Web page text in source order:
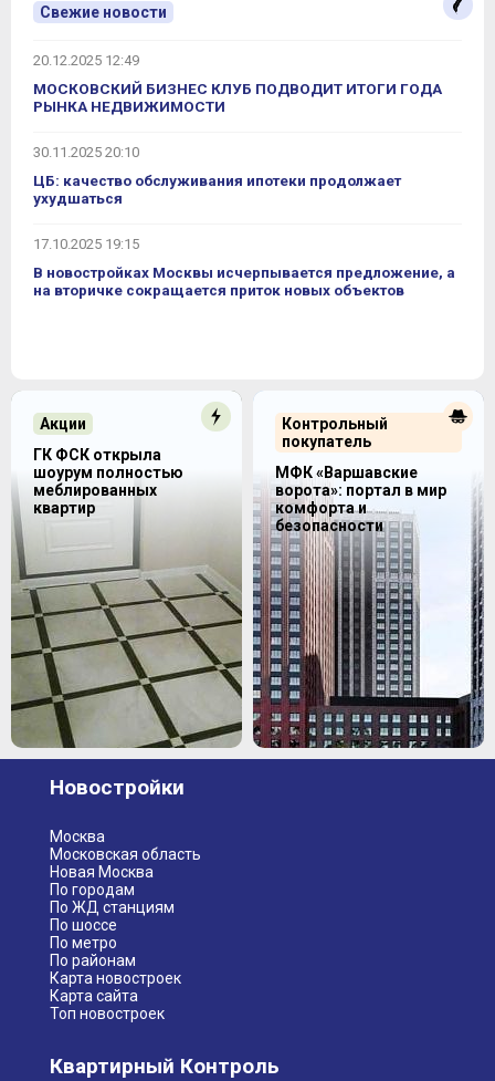
Свежие новости
20.12.2025 12:49
МОСКОВСКИЙ БИЗНЕС КЛУБ ПОДВОДИТ ИТОГИ ГОДА
РЫНКА НЕДВИЖИМОСТИ
30.11.2025 20:10
ЦБ: качество обслуживания ипотеки продолжает
ухудшаться
17.10.2025 19:15
В новостройках Москвы исчерпывается предложение, а
на вторичке сокращается приток новых объектов
Контрольный
покупатель
МФК «Варшавские
ворота»: портал в мир
комфорта и
безопасности
Акции
ГК ФСК открыла
шоурум полностью
меблированных
квартир
Новостройки
Москва
Московская область
Новая Москва
По городам
По ЖД станциям
По шоссе
По метро
По районам
Карта новостроек
Карта сайта
Топ новостроек
Квартирный Контроль